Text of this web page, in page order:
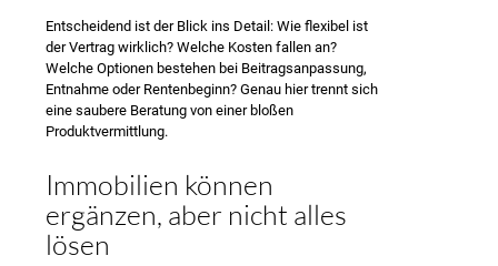
Entscheidend ist der Blick ins Detail: Wie flexibel ist
der Vertrag wirklich? Welche Kosten fallen an?
Welche Optionen bestehen bei Beitragsanpassung,
Entnahme oder Rentenbeginn? Genau hier trennt sich
eine saubere Beratung von einer bloßen
Produktvermittlung.
Immobilien können
ergänzen, aber nicht alles
lösen